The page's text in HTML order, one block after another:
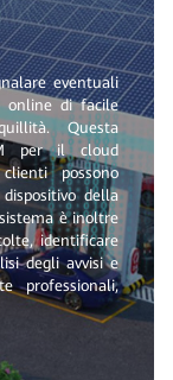
eventuali
online di facile
Questa
per il cloud
possono
della
è inoltre
identificare
degli avvisi e
professionali,